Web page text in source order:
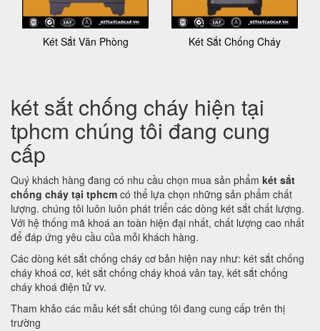
Két Sắt Văn Phòng Két Sắt Chống Cháy
két sắt chống cháy hiện tại
tphcm chúng tôi đang cung
cấp
Quý khách hàng đang có nhu cầu chọn mua sản phẩm két sắt
chống cháy tại tphcm có thể lựa chọn những sản phẩm chất
lượng. chúng tôi luôn luôn phát triển các dòng két sắt chất lượng.
Với hệ thống mã khoá an toàn hiện đại nhất, chất lượng cao nhất
để đáp ứng yêu cầu của mỗi khách hàng.
Các dòng két sắt chống cháy cơ bản hiện nay như: két sắt chống
cháy khoá cơ, két sắt chống cháy khoá vân tay, két sắt chống
cháy khoá điện tử vv.
Tham khảo các mẫu két sắt chúng tôi đang cung cấp trên thị
trường